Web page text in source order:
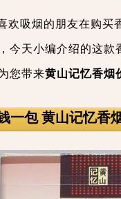
欢吸烟的朋友在购
今天小编介绍的这
您带来黄山记忆香烟
一包 黄山记忆香